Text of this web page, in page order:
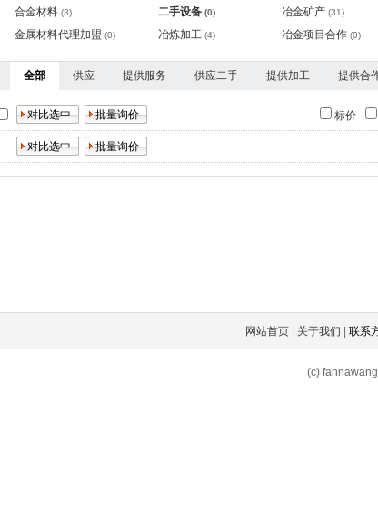
合金材料 (3) 二手设备 (0) 冶金矿产 (31)
金属材料代理加盟 (0) 冶炼加工 (4) 冶金项目合作 (0)
全部 供应 提供服务 供应二手 提供加工 提供合
标价
网站首页 关于我们 联系
(c)